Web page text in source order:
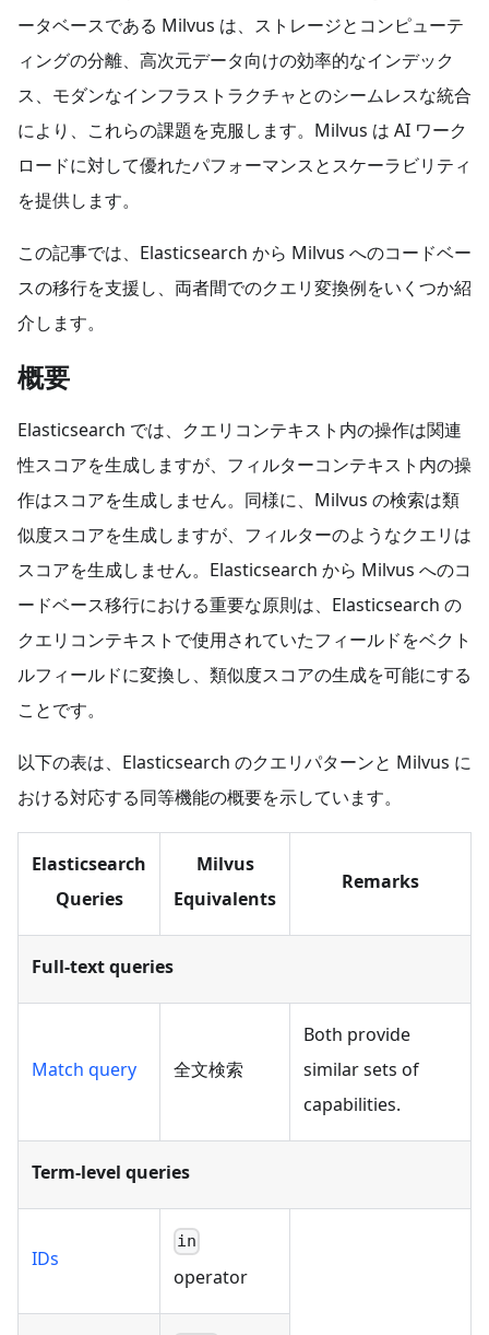
ータベースである Milvus は、ストレージとコンピューテ
ィングの分離、高次元データ向けの効率的なインデック
ス、モダンなインフラストラクチャとのシームレスな統合
により、これらの課題を克服します。Milvus は AI ワーク
ロードに対して優れたパフォーマンスとスケーラビリティ
を提供します。
この記事では、Elasticsearch から Milvus へのコードベー
スの移行を支援し、両者間でのクエリ変換例をいくつか紹
介します。
概要
Elasticsearch では、クエリコンテキスト内の操作は関連
性スコアを生成しますが、フィルターコンテキスト内の操
作はスコアを生成しません。同様に、Milvus の検索は類
似度スコアを生成しますが、フィルターのようなクエリは
スコアを生成しません。Elasticsearch から Milvus へのコ
ードベース移行における重要な原則は、Elasticsearch の
クエリコンテキストで使用されていたフィールドをベクト
ルフィールドに変換し、類似度スコアの生成を可能にする
ことです。
以下の表は、Elasticsearch のクエリパターンと Milvus に
おける対応する同等機能の概要を示しています。
Elasticsearch
Queries
Milvus
Equivalents
Remarks
Full-text queries
Match query 全文検索
Both provide
similar sets of
capabilities.
Term-level queries
IDs
in
operator